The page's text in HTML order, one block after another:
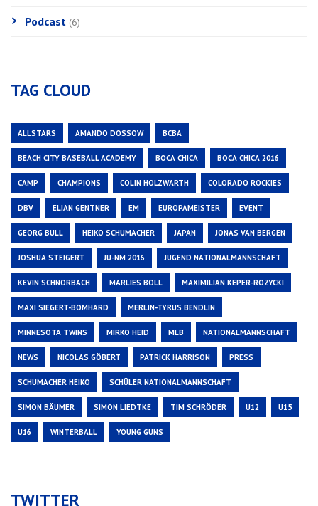
Podcast (6)
TAG CLOUD
ALLSTARS AMANDO DOSSOW BCBA
BEACH CITY BASEBALL ACADEMY BOCA CHICA BOCA CHICA 2016
CAMP CHAMPIONS COLIN HOLZWARTH COLORADO ROCKIES
DBV ELIAN GENTNER EM EUROPAMEISTER EVENT
GEORG BULL HEIKO SCHUMACHER JAPAN JONAS VAN BERGEN
JOSHUA STEIGERT JU-NM 2016 JUGEND NATIONALMANNSCHAFT
KEVIN SCHNORBACH MARLIES BOLL MAXIMILIAN KEPER-ROZYCKI
MAXI SIEGERT-BOMHARD MERLIN-TYRUS BENDLIN
MINNESOTA TWINS MIRKO HEID MLB NATIONALMANNSCHAFT
NEWS NICOLAS GÖBERT PATRICK HARRISON PRESS
SCHUMACHER HEIKO SCHÜLER NATIONALMANNSCHAFT
SIMON BÄUMER SIMON LIEDTKE TIM SCHRÖDER U12 U15
U16 WINTERBALL YOUNG GUNS
TWITTER